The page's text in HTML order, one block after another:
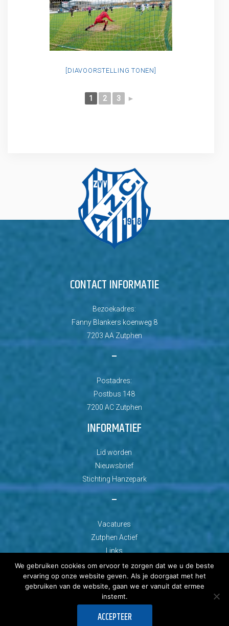
[DIAVOORSTELLING TONEN]
1 2 3 ►
CONTACT INFORMATIE
Bezoekadres:
Fanny Blankers koenweg 8
7203 AA Zutphen
–
Postadres:
Postbus 148
7200 AC Zutphen
INFORMATIEF
Lid worden
Nieuwsbrief
Stichting Hanzepark
–
Vacatures
Zutphen Actief
Links
© Copyright 2026 AZC Zutphen
Ontwikkeld door: Best4u Group B.V.
We gebruiken cookies om ervoor te zorgen dat we u de beste
ervaring op onze website geven. Als je doorgaat met het
gebruiken van de website, gaan we er vanuit dat ermee
instemt.
ACCEPTEER